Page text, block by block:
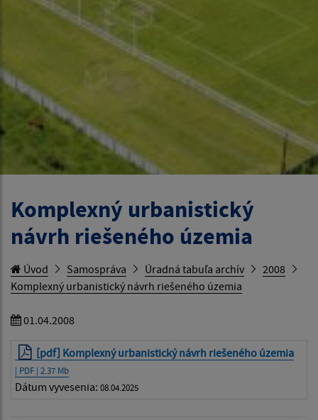
Komplexný urbanistický
návrh riešeného územia
Úvod Samospráva Úradná tabuľa archív
2008
Komplexný urbanistický návrh riešeného územia
01.04.2008
[pdf] Komplexný urbanistický návrh riešeného územia
| PDF | 2.37 Mb
Dátum vyvesenia: 08.04.2025